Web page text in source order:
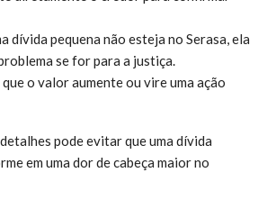
dívida pequena não esteja no Serasa, ela
se for para a justiça.
o valor aumente ou vire uma ação
pode evitar que uma dívida
em uma dor de cabeça maior no